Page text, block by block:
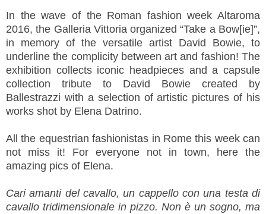
In the wave of the Roman fashion week Altaroma
2016, the Galleria Vittoria organized “Take a Bow[ie]”,
in memory of the versatile artist David Bowie, to
underline the complicity between art and fashion! The
exhibition collects iconic headpieces and a capsule
collection tribute to David Bowie created by
Ballestrazzi with a selection of artistic pictures of his
works shot by Elena Datrino.
All the equestrian fashionistas in Rome this week can
not miss it! For everyone not in town, here the
amazing pics of Elena.
Cari amanti del cavallo, un cappello con una testa di
cavallo tridimensionale in pizzo. Non è un sogno, ma